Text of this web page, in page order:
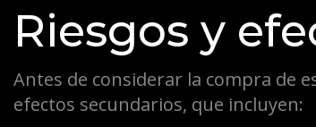
Riesgos y
Antes de considerar la compra de
efectos secundarios, que incluyen: